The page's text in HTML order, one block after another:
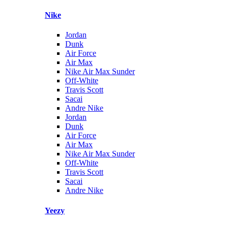
Nike
Jordan
Dunk
Air Force
Air Max
Nike Air Max Sunder
Off-White
Travis Scott
Sacai
Andre Nike
Jordan
Dunk
Air Force
Air Max
Nike Air Max Sunder
Off-White
Travis Scott
Sacai
Andre Nike
Yeezy